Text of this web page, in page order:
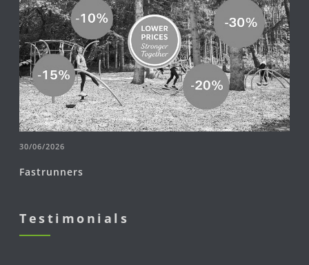
30/06/2026
Fastrunners
Testimonials